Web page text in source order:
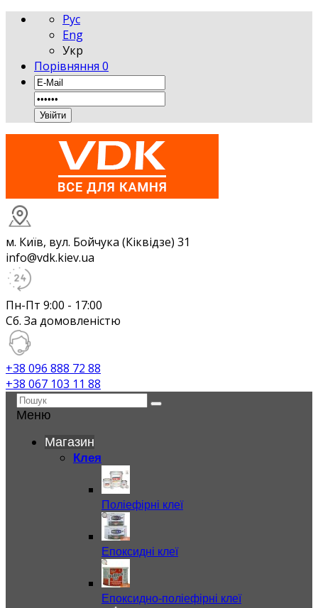
Рус
Eng
Укр
Порівняння 0
м. Київ, вул. Бойчука (Кіквідзе) 31
info@vdk.kiev.ua
Пн-Пт 9:00 - 17:00
Сб. За домовленістю
+38 096 888 72 88
+38 067 103 11 88
Меню
Магазин
Клея
Поліефірні клеї
Епоксидні клеї
Епоксидно-поліефірні клеї